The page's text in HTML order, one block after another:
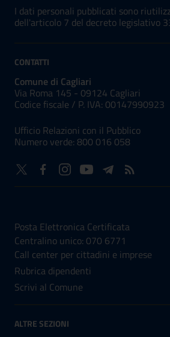
I dati personali pubblicati sono
dell'articolo 7 del decreto legislativo
CONTATTI
Comune di Cagliari
Via Roma 145 - 09124 Cagliari
Codice fiscale / P. IVA: 00147990923
Ufficio Relazioni con il Pubblico
Numero verde: 800 016 058
Posta Elettronica Certificata
Centralino unico: 070 6771
Call center per cittadini e imprese
Rubrica dipendenti
Scrivi al Comune
ALTRE SEZIONI